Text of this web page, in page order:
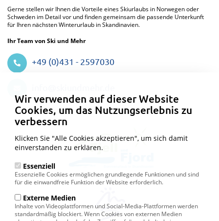
Gerne stellen wir Ihnen die Vorteile eines Skiurlaubs in Norwegen oder
Schweden im Detail vor und finden gemeinsam die passende Unterkunft
für Ihren nächsten Winterurlaub in Skandinavien.
Ihr Team von Ski und Mehr
+49 (0)431 - 2597030
Wir verwenden auf dieser Website
Cookies, um das Nutzungserlebnis zu
verbessern
Klicken Sie "Alle Cookies akzeptieren", um sich damit
einverstanden zu erklären.
Essenziell
Essenzielle Cookies ermöglichen grundlegende Funktionen und sind
für die einwandfreie Funktion der Website erforderlich.
Externe Medien
Inhalte von Videoplattformen und Social-Media-Plattformen werden
standardmäßig blockiert. Wenn Cookies von externen Medien